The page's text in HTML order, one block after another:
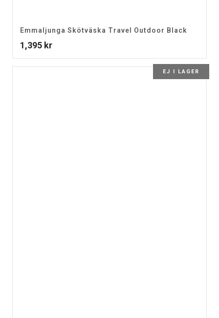
Emmaljunga Skötväska Travel Outdoor Black
1,395 kr
EJ I LAGER